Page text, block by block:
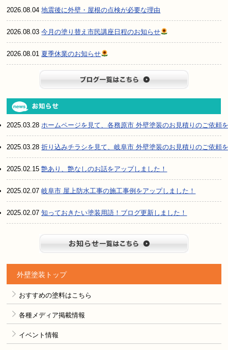
2026.08.04地震後に外壁・屋根の点検が必要な理由
2026.08.03今月の塗り替え市民講座日程のお知らせ
2026.08.01 夏季休業のお知らせ
2025.03.28ホームページを見て、各務原市 外壁塗装のお見積りのご依頼
2025.03.28折り込みチラシを見て、岐阜市 外壁塗装のお見積りのご依頼
2025.02.15艶あり、艶なしのお話をアップしました！
2025.02.07岐阜市 屋上防水工事の施工事例をアップしました！
2025.02.07知っておきたい塗装用語！ブログ更新しました！
外壁塗装トップ
おすすめの塗料はこちら
各種メディア掲載情報
イベント情報